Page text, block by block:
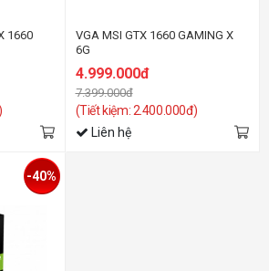
1660
VGA MSI GTX 1660 GAMING X
6G
4.999.000đ
7.399.000đ
(Tiết kiệm: 2.400.000đ)
Liên hệ
-40%